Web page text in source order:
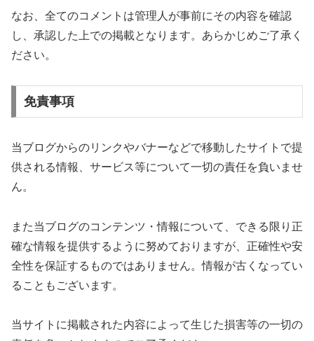
なお、全てのコメントは管理人が事前にその内容を確認
し、承認した上での掲載となります。あらかじめご了承く
ださい。
免責事項
当ブログからのリンクやバナーなどで移動したサイトで提
供される情報、サービス等について一切の責任を負いませ
ん。
また当ブログのコンテンツ・情報について、できる限り正
確な情報を提供するように努めておりますが、正確性や安
全性を保証するものではありません。情報が古くなってい
ることもございます。
当サイトに掲載された内容によって生じた損害等の一切の